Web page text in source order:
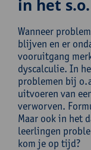
in het s.o.
Wanneer
blijven en er
vooruitgang
dyscalculie. In
problemen bij
uitvoeren van
verworven.
Maar ook in het
leerlingen
kom je op tijd?